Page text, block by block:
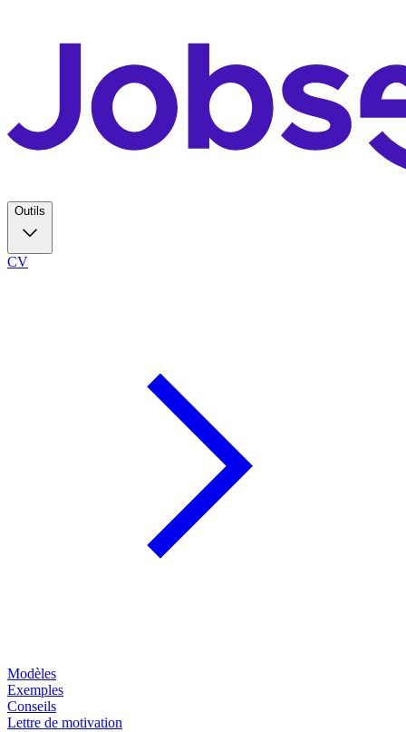
Outils
CV
Modèles
Exemples
Conseils
Lettre de motivation